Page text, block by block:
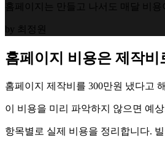
홈페이지는 만들고 나서도 매달 비
by 최정원
홈페이지 비용은 제작비
홈페이지 제작비를 300만원 냈다고
이 비용을 미리 파악하지 않으면 예
항목별로 실제 비용을 정리합니다.